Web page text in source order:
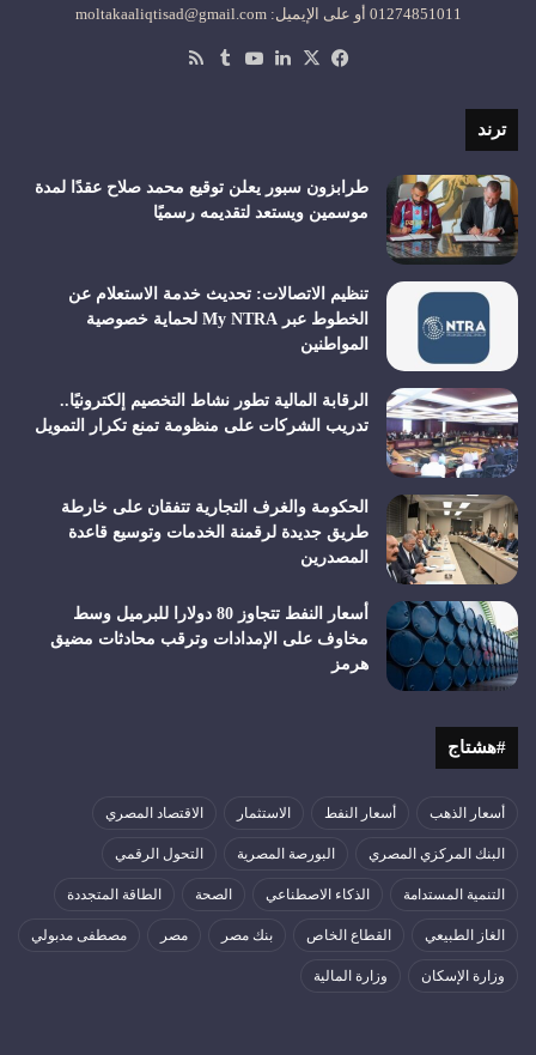
01274851011 أو على الإيميل: moltakaaliqtisad@gmail.com
فيسبوك
‫X لينكدإن‫YouTube
ترند
طرابزون سبور يعلن توقيع محمد صلاح عقدًا لمدة
موسمين ويستعد لتقديمه رسميًا
تنظيم الاتصالات: تحديث خدمة الاستعلام عن
الخطوط عبر My NTRA لحماية خصوصية
المواطنين
الرقابة المالية تطور نشاط التخصيم إلكترونيًا..
تدريب الشركات على منظومة تمنع تكرار التمويل
الحكومة والغرف التجارية تتفقان على خارطة
طريق جديدة لرقمنة الخدمات وتوسيع قاعدة
المصدرين
أسعار النفط تتجاوز 80 دولارا للبرميل وسط
مخاوف على الإمدادات وترقب محادثات مضيق
هرمز
#هشتاج
أسعار الذهب أسعار النفط الاستثمار الاقتصاد المصري
البنك المركزي المصري البورصة المصرية التحول الرقمي
التنمية المستدامة الذكاء الاصطناعي الصحة الطاقة المتجددة
الغاز الطبيعي القطاع الخاص بنك مصر مصر مصطفى مدبولي
وزارة الإسكان وزارة المالية